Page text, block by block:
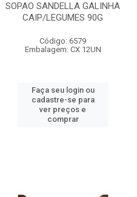
SOPAO SANDELLA GALINHA
CAIP/LEGUMES 90G
Código: 6579
Embalagem: CX 12UN
Faça seu login ou
cadastre-se para
ver preços e
comprar